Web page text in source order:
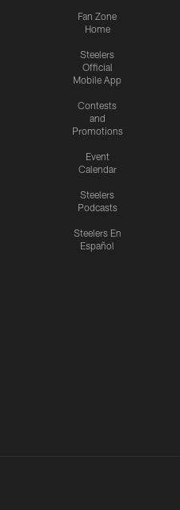
Fan Zone
Home
Steelers
Official
Mobile App
Contests
and
Promotions
Event
Calendar
Steelers
Podcasts
Steelers En
Español